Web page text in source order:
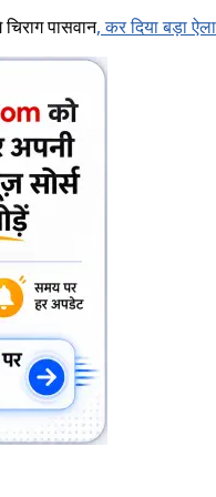
पासवान, कर दिया बड़ा